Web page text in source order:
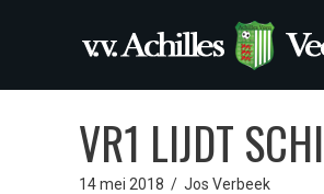
VR1 LIJDT
14 mei 2018 / Jos Verbeek